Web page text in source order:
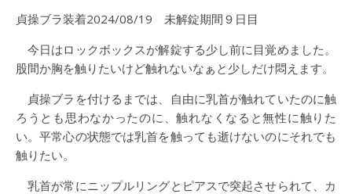
貞操ブラ装着2024/08/19 未解錠期間９日目
今日はロックボックスが解錠する少し前に目覚めました。
股間か胸を触りたいけど触れないなぁと少しだけ悶えます。
貞操ブラを付けるまでは、自由に乳首が触れていたのに触
ろうとも思わなかったのに、触れなくなると無性に触りた
い。平常心の状態では乳首を触っても逝けないのにそれでも
触りたい。
乳首が常にニップルリングとピアスで突起させられて、カ